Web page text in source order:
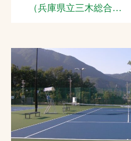
（兵庫県立三木総合